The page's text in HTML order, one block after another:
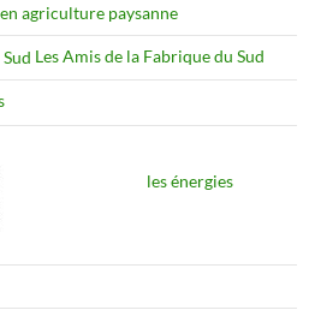
agriculture paysanne
Les Amis de la Fabrique du Sud
les énergies